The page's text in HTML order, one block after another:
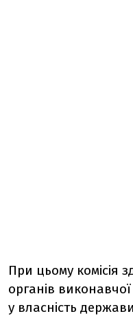
При цьому комісія
органів
у власність